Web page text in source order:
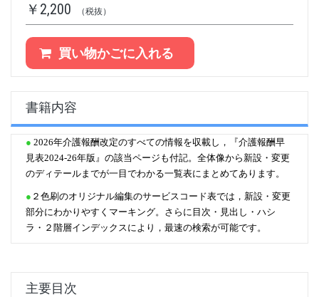
￥2,200 （税抜）
買い物かごに入れる
書籍内容
● 2026年介護報酬改定のすべての情報を収載し，『介護報酬早
見表2024-26年版』の該当ページも付記。全体像から新設・変更
のディテールまでが一目でわかる一覧表にまとめてあります。
● ２色刷のオリジナル編集のサービスコード表では，新設・変更
部分にわかりやすくマーキング。さらに目次・見出し・ハシ
ラ・２階層インデックスにより，最速の検索が可能です。
主要目次